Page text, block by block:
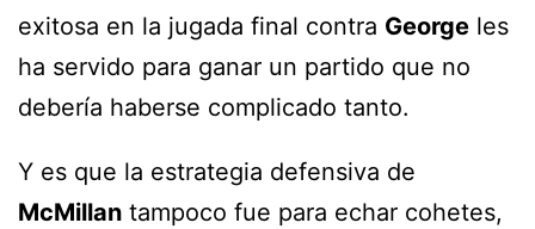
exitosa en la jugada final contra George les
ha servido para ganar un partido que no
debería haberse complicado tanto.
Y es que la estrategia defensiva de
McMillan tampoco fue para echar cohetes,